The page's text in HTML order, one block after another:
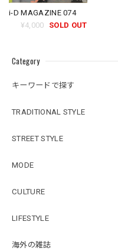
Category
キーワードで探す
TRADITIONAL STYLE
STREET STYLE
MODE
CULTURE
LIFESTYLE
海外の雑誌
i-D MAGAZINE 074
¥4,000
SOLD OUT